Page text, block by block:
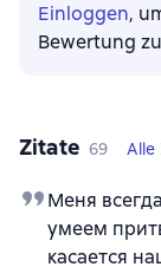
Einloggen,
Bewertung
Zitate 69 Alle
Меня
умеем
касается